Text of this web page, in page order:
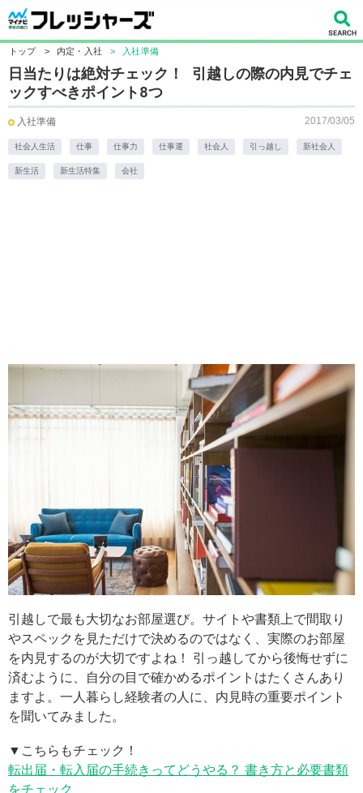
トップ > 内定・入社 > 入社準備
日当たりは絶対チェック！ 引越しの際の内見でチェ
ックすべきポイント8つ
入社準備 2017/03/05
社会人生活 仕事 仕事力 仕事運 社会人 引っ越し 新社会人
新生活 新生活特集 会社
引越しで最も大切なお部屋選び。サイトや書類上で間取り
やスペックを見ただけで決めるのではなく、実際のお部屋
を内見するのが大切ですよね！ 引っ越してから後悔せずに
済むように、自分の目で確かめるポイントはたくさんあり
ますよ。一人暮らし経験者の人に、内見時の重要ポイント
を聞いてみました。
▼こちらもチェック！
転出届・転入届の手続きってどうやる？ 書き方と必要書類
をチェック